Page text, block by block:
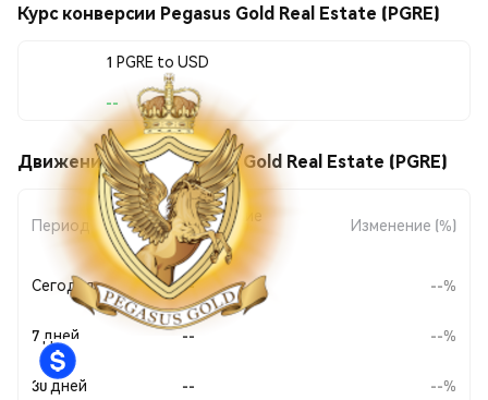
Курс конверсии Pegasus Gold Real Estate (PGRE)
1 PGRE to USD
--
Движения цены Pegasus Gold Real Estate (PGRE)
Период
Изменение
суммы
Изменение (%)
Сегодня -- --%
7 дней -- --%
30 дней -- --%